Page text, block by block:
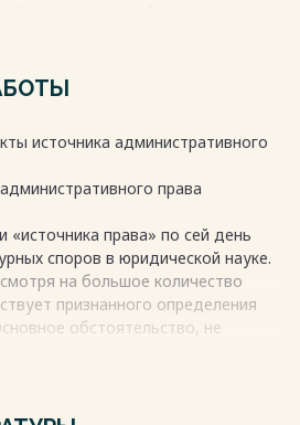
определяет, как граждане и
права и обязанности. У данной
которые содержатся в
актах и других законах.
после покупки
источника административного
права
«источника права» по сей день
споров в юридической науке.
на большое количество
признанного определения
обстоятельство, не
которое устраивало бы всeх
к еготолкованию.